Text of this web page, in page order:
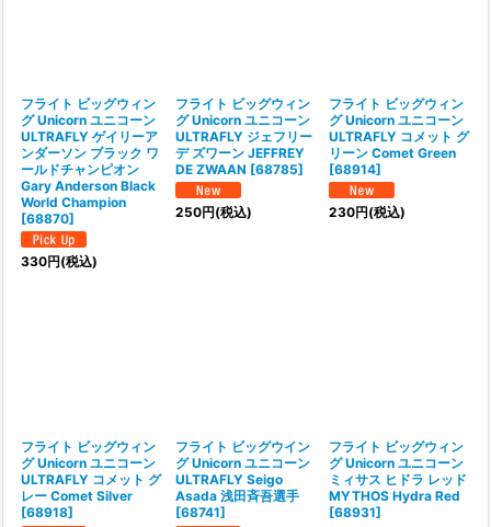
フライト ビッグウィン
グ Unicorn ユニコーン
ULTRAFLY ゲイリーア
ンダーソン ブラック ワ
ールドチャンピオン
Gary Anderson Black
World Champion
[68870]
330円(税込)
フライト ビッグウィン
グ Unicorn ユニコーン
ULTRAFLY ジェフリー
デ ズワーン JEFFREY
DE ZWAAN [68785]
250円(税込)
フライト ビッグウィン
グ Unicorn ユニコーン
ULTRAFLY コメット グ
リーン Comet Green
[68914]
230円(税込)
フライト ビッグウィン
グ Unicorn ユニコーン
ULTRAFLY コメット グ
レー Comet Silver
[68918]
フライト ビッグウイン
グ Unicorn ユニコーン
ULTRAFLY Seigo
Asada 浅田斉吾選手
[68741]
フライト ビッグウィン
グ Unicorn ユニコーン
ミィサス ヒドラ レッド
MYTHOS Hydra Red
[68931]